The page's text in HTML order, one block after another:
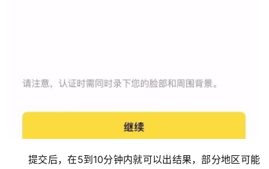
提交后，在5到10分钟内就可以出结果，部分地区可能